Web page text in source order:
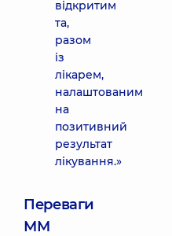
відкритим
та,
разом
із
лікарем,
налаштованим
на
позитивний
результат
лікування.»
Переваги
ММ